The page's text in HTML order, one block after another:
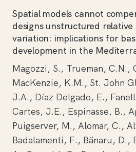
Spatial models cannot
designs unstructured
variation: implications for
development in the
Magozzi, S., Trueman, C.N.,
MacKenzie, K.M., St. John
J.A., Díaz Delgado, E.,
Cartes, J.E., Espinasse, B.,
Puigserver, M., Alomar, C.,
Badalamenti, F., Bănaru, D.,